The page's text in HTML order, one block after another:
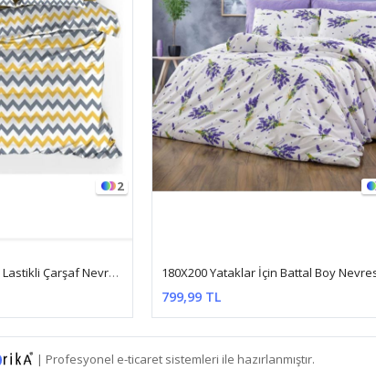
12
180X200 Yataklar İçin Battal Boy Nevresim Takımı ( Çarşafı Lastikli ) Mor Lavanta
799,99 TL
| Profesyonel e-ticaret sistemleri ile hazırlanmıştır.